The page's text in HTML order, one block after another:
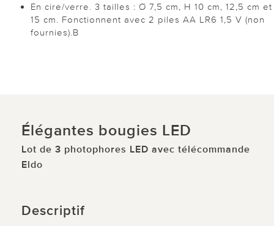
En cire/verre. 3 tailles : Ø 7,5 cm, H 10 cm, 12,5 cm et
15 cm. Fonctionnent avec 2 piles AA LR6 1,5 V (non
fournies).B
Élégantes bougies LED
Lot de 3 photophores LED avec télécommande
Eldo
Descriptif